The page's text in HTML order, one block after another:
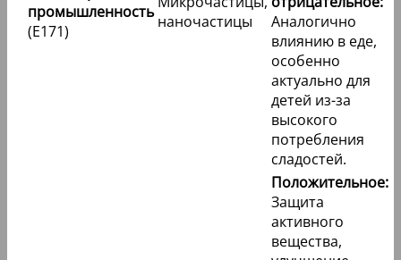
промышленность
(E171)
наночастицы
Аналогично
влиянию в еде,
особенно
актуально для
детей из-за
высокого
потребления
сладостей.
Положительное:
Защита
активного
вещества,